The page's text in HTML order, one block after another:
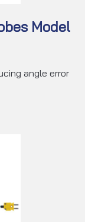
Model
angle error